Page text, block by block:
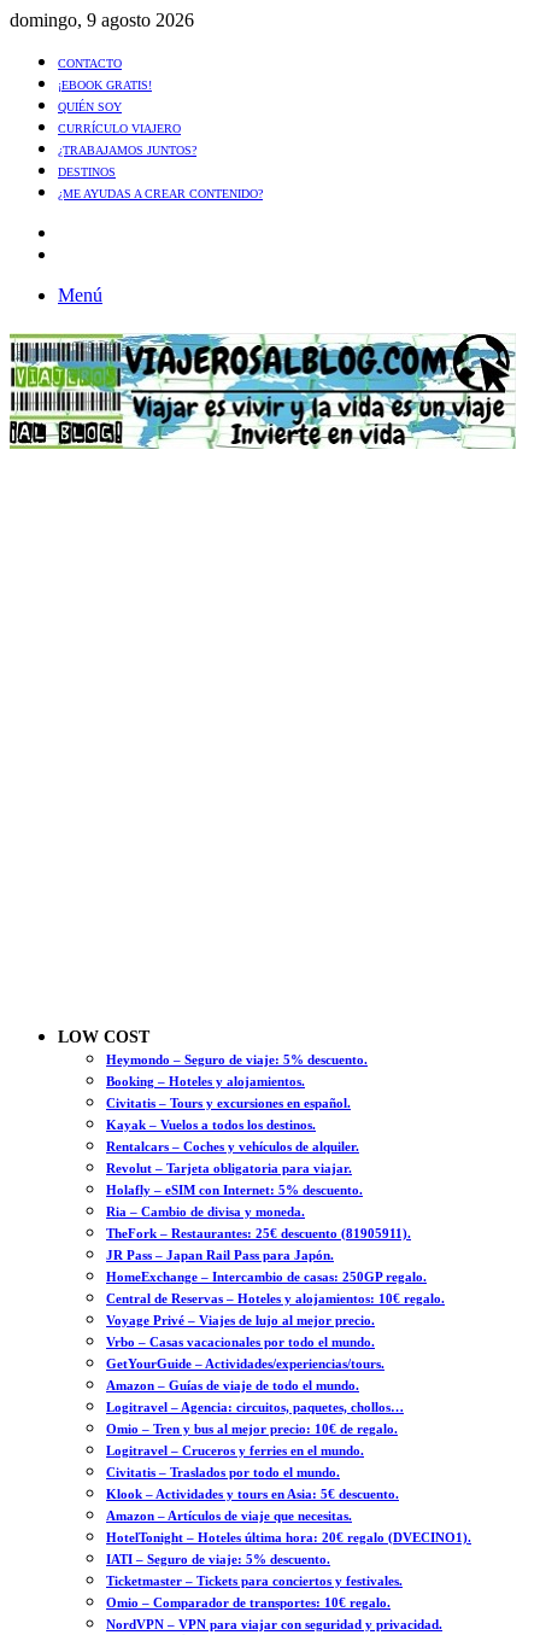
domingo, 9 agosto 2026
CONTACTO
¡EBOOK GRATIS!
QUIÉN SOY
CURRÍCULO VIAJERO
¿TRABAJAMOS JUNTOS?
DESTINOS
¿ME AYUDAS A CREAR CONTENIDO?
Menú
LOW COST
Heymondo – Seguro de viaje: 5% descuento.
Booking – Hoteles y alojamientos.
Civitatis – Tours y excursiones en español.
Kayak – Vuelos a todos los destinos.
Rentalcars – Coches y vehículos de alquiler.
Revolut – Tarjeta obligatoria para viajar.
Holafly – eSIM con Internet: 5% descuento.
Ria – Cambio de divisa y moneda.
TheFork – Restaurantes: 25€ descuento (81905911).
JR Pass – Japan Rail Pass para Japón.
HomeExchange – Intercambio de casas: 250GP regalo.
Central de Reservas – Hoteles y alojamientos: 10€ regalo.
Voyage Privé – Viajes de lujo al mejor precio.
Vrbo – Casas vacacionales por todo el mundo.
GetYourGuide – Actividades/experiencias/tours.
Amazon – Guías de viaje de todo el mundo.
Logitravel – Agencia: circuitos, paquetes, chollos…
Omio – Tren y bus al mejor precio: 10€ de regalo.
Logitravel – Cruceros y ferries en el mundo.
Civitatis – Traslados por todo el mundo.
Klook – Actividades y tours en Asia: 5€ descuento.
Amazon – Artículos de viaje que necesitas.
HotelTonight – Hoteles última hora: 20€ regalo (DVECINO1).
IATI – Seguro de viaje: 5% descuento.
Ticketmaster – Tickets para conciertos y festivales.
Omio – Comparador de transportes: 10€ regalo.
NordVPN – VPN para viajar con seguridad y privacidad.